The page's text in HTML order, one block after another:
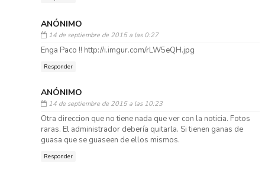
ANÓNIMO
14 de septiembre de 2015 a las 0:27
Enga Paco !! http://i.imgur.com/rLW5eQH.jpg
Responder
ANÓNIMO
14 de septiembre de 2015 a las 10:23
Otra direccion que no tiene nada que ver con la noticia. Fotos
raras. El administrador debería quitarla. Si tienen ganas de
guasa que se guaseen de ellos mismos.
Responder